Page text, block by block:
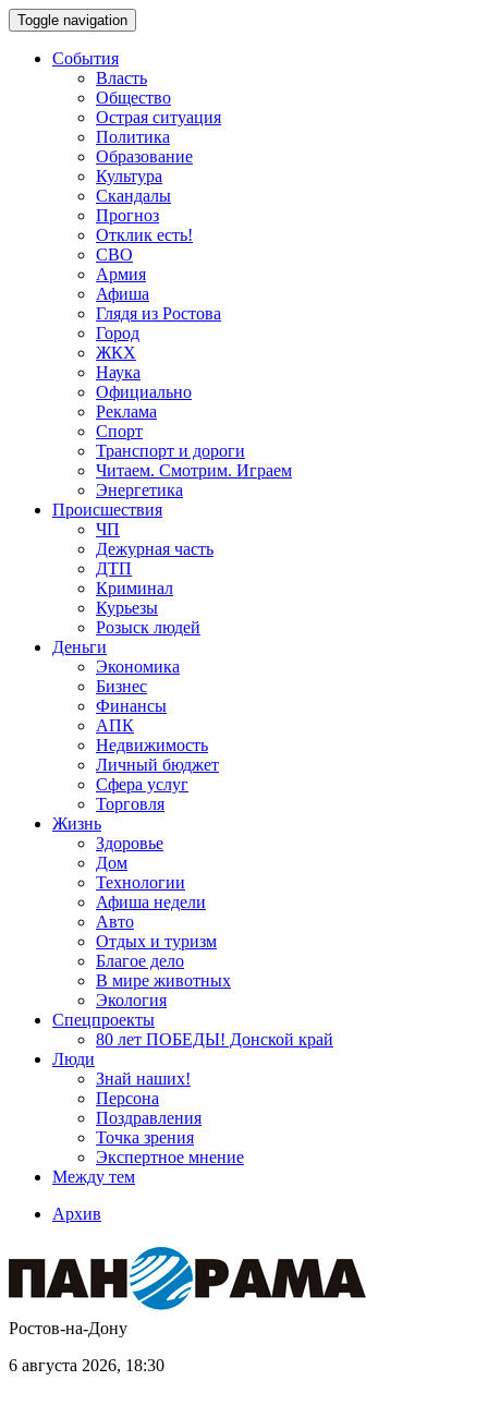
Toggle navigation
События
Власть
Общество
Острая ситуация
Политика
Образование
Культура
Скандалы
Прогноз
Отклик есть!
СВО
Армия
Афиша
Глядя из Ростова
Город
ЖКХ
Наука
Официально
Реклама
Спорт
Транспорт и дороги
Читаем. Смотрим. Играем
Энергетика
Происшествия
ЧП
Дежурная часть
ДТП
Криминал
Курьезы
Розыск людей
Деньги
Экономика
Бизнес
Финансы
АПК
Недвижимость
Личный бюджет
Сфера услуг
Торговля
Жизнь
Здоровье
Дом
Технологии
Афиша недели
Авто
Отдых и туризм
Благое дело
В мире животных
Экология
Спецпроекты
80 лет ПОБЕДЫ! Донской край
Люди
Знай наших!
Персона
Поздравления
Точка зрения
Экспертное мнение
Между тем
Архив
Ростов-на-Дону
6 августа 2026, 18:30